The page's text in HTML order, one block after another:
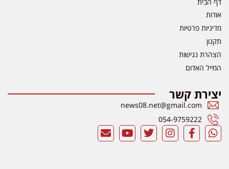
אודות
מדיניות פרטיות
תקנון
הצהרת נגישות
המייל האדום
יצירת קשר
news08.net@gmail.com
054-9759222